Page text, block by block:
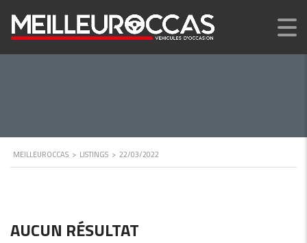
MEILLEUROCCAS > LISTINGS > 22/03/2022
AUCUN RÉSULTAT